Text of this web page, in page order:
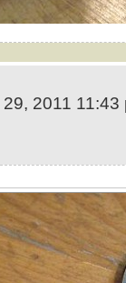
2011 11:43